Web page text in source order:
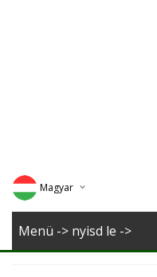
Magyar
Deutsch
Menü -> nyisd le ->